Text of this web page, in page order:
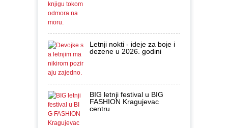
Letnji nokti - ideje za boje i
dezene u 2026. godini
BIG letnji festival u BIG
FASHION Kragujevac
centru